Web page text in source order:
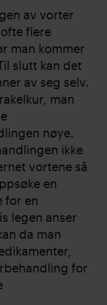
av vorter
flere
man kommer
slutt kan det
av seg selv.
man
nøye.
ikke
vortene så
en
for en
legen anser
da man
for